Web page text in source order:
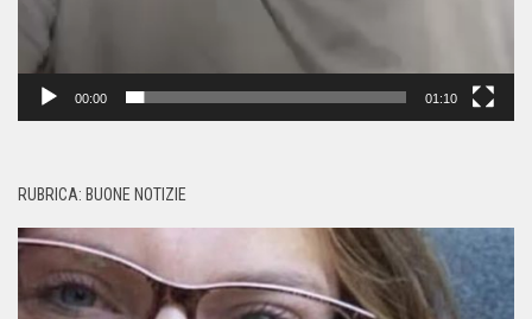
00:00 01:10
RUBRICA: BUONE NOTIZIE